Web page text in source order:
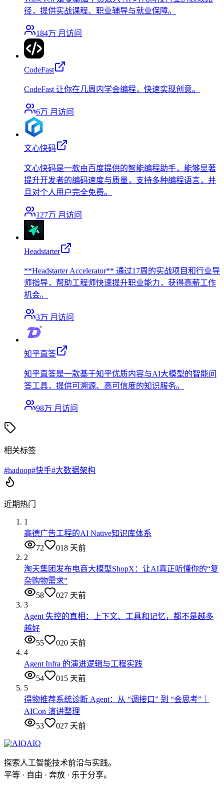
径，提供实战课程、职业辅导与就业保障。
184万 月访问
CodeFast
CodeFast 让你在几周内学会编程，快速实现创意。
6万 月访问
文心快码
文心快码是一款由百度提供的智能编程助手，能够显著
提升开发者的编码速度与质量，支持多种编程语言，并
且对个人用户完全免费。
127万 月访问
Headstarter
**Headstarter Accelerator** 通过17周的实战项目和行业导
师指导，帮助工程师快速提升职业能力，获得高薪工作
机会。
3万 月访问
知乎直答
知乎直答是一款基于知乎优质内容与AI大模型的智能问
答工具，提供可溯源、高可信度的知识服务。
98万 月访问
相关标签
#hadoop#快手#大数据架构
近期热门
1
高德广告工程的AI Native知识库体系
72
018 天前
2
淘天集团发布电商大模型ShopX：让AI真正听懂你的“复
杂购物需求”
58
027 天前
3
Agent 失控的真相：上下文、工具和记忆，都不是越多
越好
55
020 天前
4
Agent Infra 的演进逻辑与工程实践
54
015 天前
5
得物推荐系统诊断 Agent：从 “调接口” 到 “会思考”｜
AICon 演讲整理
53
027 天前
AIQ
探索人工智能技术前沿与实践。
平等 · 自由 · 奔放 · 乐于分享。